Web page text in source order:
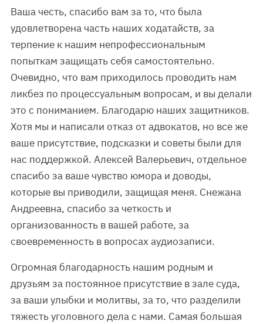
Ваша честь, спасибо вам за то, что была
удовлетворена часть наших ходатайств, за
терпение к нашим непрофессиональным
попыткам защищать себя самостоятельно.
Очевидно, что вам приходилось проводить нам
ликбез по процессуальным вопросам, и вы делали
это с пониманием. Благодарю наших защитников.
Хотя мы и написали отказ от адвокатов, но все же
ваше присутствие, подсказки и советы были для
нас поддержкой. Алексей Валерьевич, отдельное
спасибо за ваше чувство юмора и доводы,
которые вы приводили, защищая меня. Снежана
Андреевна, спасибо за четкость и
организованность в вашей работе, за
своевременность в вопросах аудиозаписи.
Огромная благодарность нашим родным и
друзьям за постоянное присутствие в зале суда,
за ваши улыбки и молитвы, за то, что разделили
тяжесть уголовного дела с нами. Самая большая